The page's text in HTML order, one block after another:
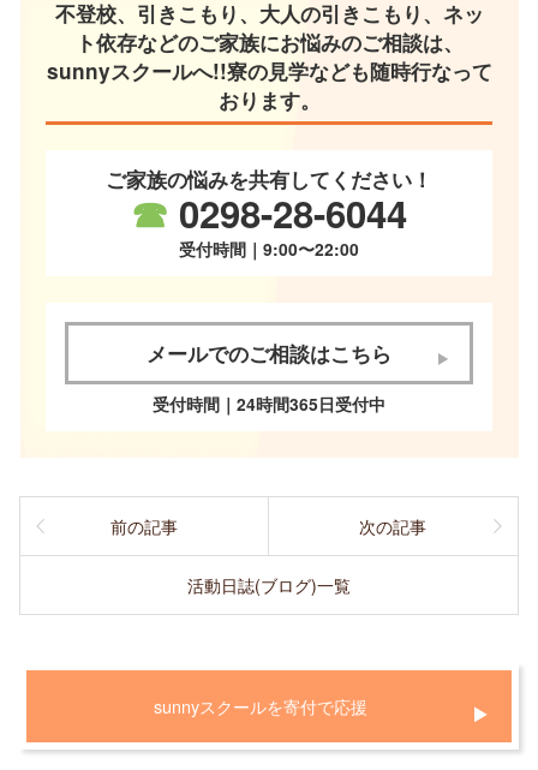
不登校、引きこもり、大人の引きこもり、ネッ
ト依存などのご家族にお悩みのご相談は、
sunnyスクールへ!!寮の見学なども随時行なって
おります。
ご家族の悩みを共有してください！
☎ 0298-28-6044
受付時間｜9:00〜22:00
メールでのご相談はこちら
受付時間｜24時間365日受付中
前の記事
活動日誌(ブログ)一覧
次の記事
sunnyスクールを寄付で応援